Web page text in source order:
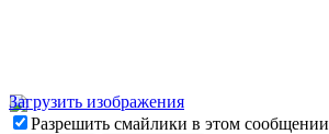
Загрузить изображения
Разрешить смайлики в этом сообщении